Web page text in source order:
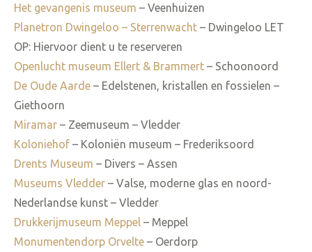
Het gevangenis museum – Veenhuizen
Planetron Dwingeloo – Sterrenwacht – Dwingeloo LET
OP: Hiervoor dient u te reserveren
Openlucht museum Ellert & Brammert – Schoonoord
De Oude Aarde – Edelstenen, kristallen en fossielen –
Giethoorn
Miramar – Zeemuseum – Vledder
Koloniehof – Koloniën museum – Frederiksoord
Drents Museum – Divers – Assen
Museums Vledder – Valse, moderne glas en noord-
Nederlandse kunst – Vledder
Drukkerijmuseum Meppel – Meppel
Monumentendorp Orvelte – Oerdorp